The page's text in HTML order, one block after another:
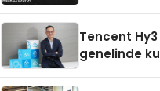
Tencent
genelinde